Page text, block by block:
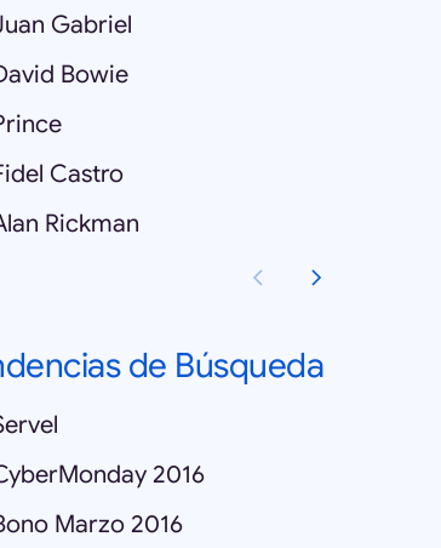
Gabriel
Bowie
Castro
Rickman
de Búsqueda
2016
Marzo 2016